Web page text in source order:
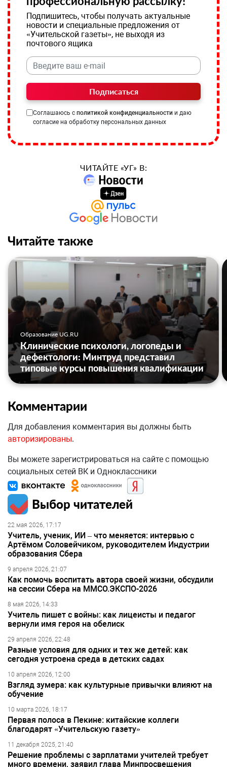
Подпишитесь, чтобы получать актуальные
новости и специальные предложения от
«Учительской газеты», не выходя из
почтового ящика
Подписаться
Соглашаюсь с политикой конфиденциальности и даю
согласие на обработку персональных данных
ЧИТАЙТЕ «УГ» В:
Читайте также
Образование UG.RU
Клинические психологи, логопеды и
дефектологи: Минтруд представил
типовые курсы повышения квалификации
Комментарии
Для добавления комментария вы должны быть
авторизированы.
Вы можете зарегистрироваться на сайте с помощью
социальных сетей ВК и Одноклассники
Выбор читателей
22 мая 2026, 17:17
Учитель, ученик, ИИ – что меняется: интервью с
Артёмом Соловейчиком, руководителем Индустрии
образования Сбера
9 апреля 2026, 21:07
Как помочь воспитать автора своей жизни, обсудили
на сессии Сбера на ММСО.ЭКСПО-2026
8 мая 2026, 14:33
Учитель пишет с войны: как лицеисты и педагог
вернули имя героя на обелиск
29 апреля 2026, 22:48
Разные условия для одних и тех же детей: как
сегодня устроена среда в детских садах
10 апреля 2026, 12:00
Взгляд зумера: как культурные привычки влияют на
обучение
10 марта 2026, 18:17
Первая полоса в Пекине: китайские коллеги
благодарят «Учительскую газету»
11 декабря 2025, 21:40
Решение проблемы с зарплатами учителей требует
много времени, заявил глава Минпросвещения